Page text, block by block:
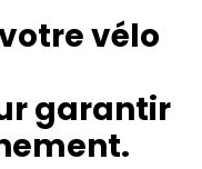
vélo
garantir